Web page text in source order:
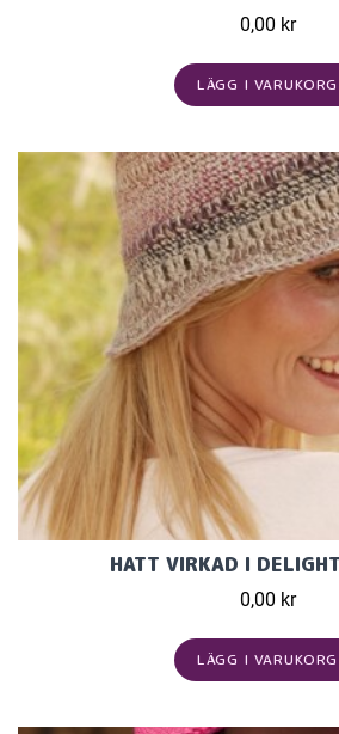
0,00 kr
LÄGG I VARUKORG
HATT VIRKAD I
0,00 kr
LÄGG I VARUKORG